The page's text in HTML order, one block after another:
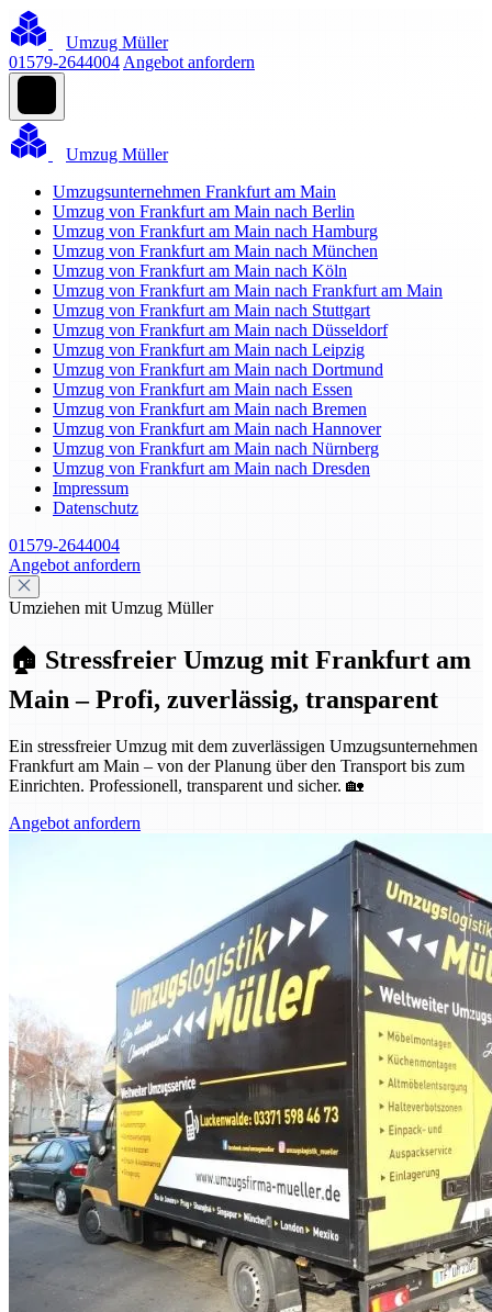
Umzug Müller
01579-2644004 Angebot anfordern
Umzug Müller
Umzugsunternehmen Frankfurt am Main
Umzug von Frankfurt am Main nach Berlin
Umzug von Frankfurt am Main nach Hamburg
Umzug von Frankfurt am Main nach München
Umzug von Frankfurt am Main nach Köln
Umzug von Frankfurt am Main nach Frankfurt am Main
Umzug von Frankfurt am Main nach Stuttgart
Umzug von Frankfurt am Main nach Düsseldorf
Umzug von Frankfurt am Main nach Leipzig
Umzug von Frankfurt am Main nach Dortmund
Umzug von Frankfurt am Main nach Essen
Umzug von Frankfurt am Main nach Bremen
Umzug von Frankfurt am Main nach Hannover
Umzug von Frankfurt am Main nach Nürnberg
Umzug von Frankfurt am Main nach Dresden
Impressum
Datenschutz
01579-2644004
Angebot anfordern
Umziehen mit Umzug Müller
🏠 Stressfreier Umzug mit Frankfurt am
Main – Profi, zuverlässig, transparent
Ein stressfreier Umzug mit dem zuverlässigen Umzugsunternehmen
Frankfurt am Main – von der Planung über den Transport bis zum
Einrichten. Professionell, transparent und sicher. 🏡
Angebot anfordern